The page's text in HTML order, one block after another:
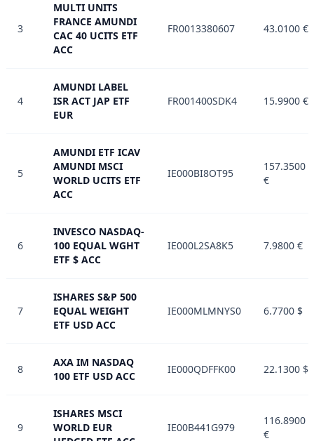
3
MULTI UNITS
FRANCE AMUNDI
CAC 40 UCITS ETF
ACC
FR0013380607 43.0100 €
4
AMUNDI LABEL
ISR ACT JAP ETF
EUR
FR001400SDK4 15.9900 €
5
AMUNDI ETF ICAV
AMUNDI MSCI
WORLD UCITS ETF
ACC
IE000BI8OT95
157.3500
€
6
INVESCO NASDAQ-
100 EQUAL WGHT
ETF $ ACC
IE000L2SA8K5 7.9800 €
7
ISHARES S&P 500
EQUAL WEIGHT
ETF USD ACC
IE000MLMNYS0 6.7700 $
8
AXA IM NASDAQ
100 ETF USD ACC
IE000QDFFK00 22.1300 $
9
ISHARES MSCI
WORLD EUR
IE00B441G979
116.8900
€